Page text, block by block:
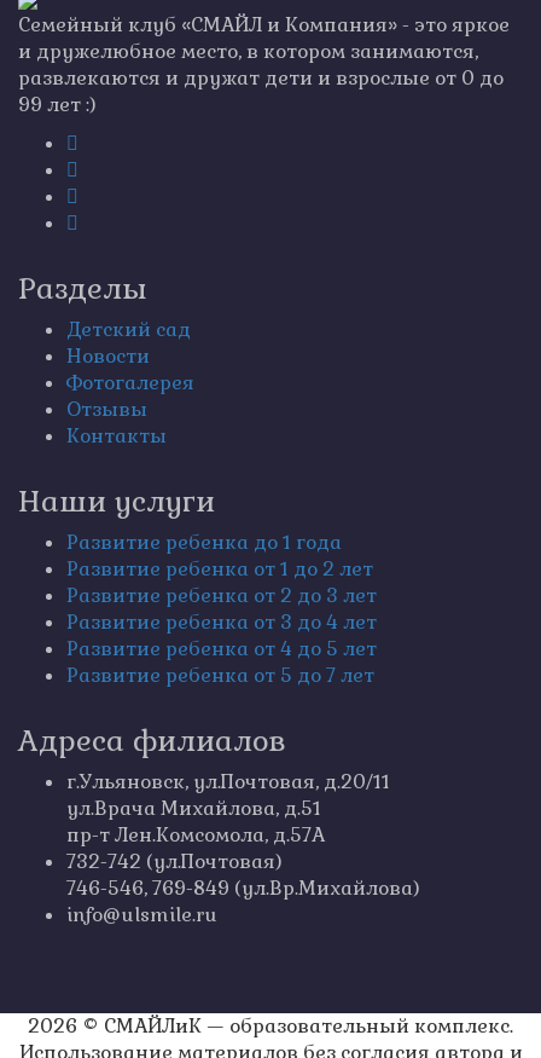
Семейный клуб «СМАЙЛ и Компания» - это яркое
и дружелюбное место, в котором занимаются,
развлекаются и дружат дети и взрослые от 0 до
99 лет :)
Разделы
Детский сад
Новости
Фотогалерея
Отзывы
Контакты
Наши услуги
Развитие ребенка до 1 года
Развитие ребенка от 1 до 2 лет
Развитие ребенка от 2 до 3 лет
Развитие ребенка от 3 до 4 лет
Развитие ребенка от 4 до 5 лет
Развитие ребенка от 5 до 7 лет
Адреса филиалов
г.Ульяновск, ул.Почтовая, д.20/11
ул.Врача Михайлова, д.51
пр-т Лен.Комсомола, д.57А
732-742 (ул.Почтовая)
746-546, 769-849 (ул.Вр.Михайлова)
info@ulsmile.ru
2026 © СМАЙЛиК — образовательный комплекс.
Использование материалов без согласия автора и